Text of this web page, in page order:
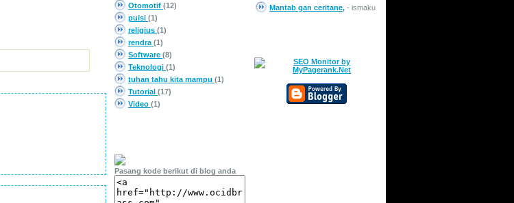
Otomotif (12)
puisi (1)
religius (1)
rendra (1)
Software (8)
Teknologi (1)
tuhan tahu kita mampu (1)
Tutorial (17)
Video (1)
Pasang kode berikut di blog anda
Mantab gan ceritane, - ismaku